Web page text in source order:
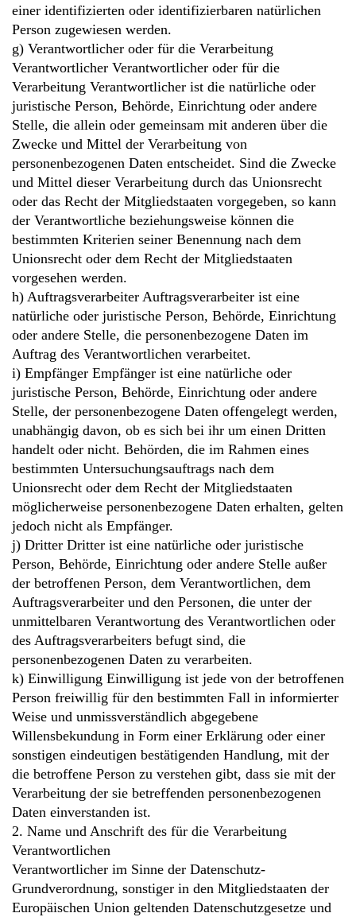
einer identifizierten oder identifizierbaren natürlichen
Person zugewiesen werden.
g) Verantwortlicher oder für die Verarbeitung
Verantwortlicher Verantwortlicher oder für die
Verarbeitung Verantwortlicher ist die natürliche oder
juristische Person, Behörde, Einrichtung oder andere
Stelle, die allein oder gemeinsam mit anderen über die
Zwecke und Mittel der Verarbeitung von
personenbezogenen Daten entscheidet. Sind die Zwecke
und Mittel dieser Verarbeitung durch das Unionsrecht
oder das Recht der Mitgliedstaaten vorgegeben, so kann
der Verantwortliche beziehungsweise können die
bestimmten Kriterien seiner Benennung nach dem
Unionsrecht oder dem Recht der Mitgliedstaaten
vorgesehen werden.
h) Auftragsverarbeiter Auftragsverarbeiter ist eine
natürliche oder juristische Person, Behörde, Einrichtung
oder andere Stelle, die personenbezogene Daten im
Auftrag des Verantwortlichen verarbeitet.
i) Empfänger Empfänger ist eine natürliche oder
juristische Person, Behörde, Einrichtung oder andere
Stelle, der personenbezogene Daten offengelegt werden,
unabhängig davon, ob es sich bei ihr um einen Dritten
handelt oder nicht. Behörden, die im Rahmen eines
bestimmten Untersuchungsauftrags nach dem
Unionsrecht oder dem Recht der Mitgliedstaaten
möglicherweise personenbezogene Daten erhalten, gelten
jedoch nicht als Empfänger.
j) Dritter Dritter ist eine natürliche oder juristische
Person, Behörde, Einrichtung oder andere Stelle außer
der betroffenen Person, dem Verantwortlichen, dem
Auftragsverarbeiter und den Personen, die unter der
unmittelbaren Verantwortung des Verantwortlichen oder
des Auftragsverarbeiters befugt sind, die
personenbezogenen Daten zu verarbeiten.
k) Einwilligung Einwilligung ist jede von der betroffenen
Person freiwillig für den bestimmten Fall in informierter
Weise und unmissverständlich abgegebene
Willensbekundung in Form einer Erklärung oder einer
sonstigen eindeutigen bestätigenden Handlung, mit der
die betroffene Person zu verstehen gibt, dass sie mit der
Verarbeitung der sie betreffenden personenbezogenen
Daten einverstanden ist.
2. Name und Anschrift des für die Verarbeitung
Verantwortlichen
Verantwortlicher im Sinne der Datenschutz-
Grundverordnung, sonstiger in den Mitgliedstaaten der
Europäischen Union geltenden Datenschutzgesetze und